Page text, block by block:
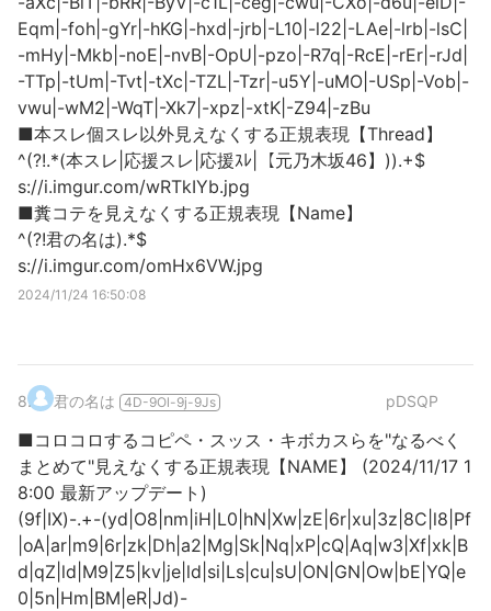
Eqm|-foh|-gYr|-hKG|-hxd|-jrb|-L10|-l22|-LAe|-lrb|-lsC|
-mHy|-Mkb|-noE|-nvB|-OpU|-pzo|-R7q|-RcE|-rEr|-rJd|
-TTp|-tUm|-Tvt|-tXc|-TZL|-Tzr|-u5Y|-uMO|-USp|-Vob|-
vwu|-wM2|-WqT|-Xk7|-xpz|-xtK|-Z94|-zBu
■本スレ個スレ以外見えなくする正規表現【Thread】
^(?!.*(本スレ|応援スレ|応援ｽﾚ|【元乃木坂46】)).+$
s://i.imgur.com/wRTkIYb.jpg
■糞コテを見えなくする正規表現【Name】
^(?!君の名は).*$
s://i.imgur.com/omHx6VW.jpg
2024/11/24 16:50:08
8. 君の名は 4D-9Ol-9j-9Js pDSQP
■コロコロするコピペ・スッス・キボカスらを"なるべく
まとめて"見えなくする正規表現【NAME】 (2024/11/17 1
8:00 最新アップデート)
(9f|IX)-.+-(yd|O8|nm|iH|L0|hN|Xw|zE|6r|xu|3z|8C|l8|Pf
|oA|ar|m9|6r|zk|Dh|a2|Mg|Sk|Nq|xP|cQ|Aq|w3|Xf|xk|B
d|qZ|ld|M9|Z5|kv|je|ld|si|Ls|cu|sU|ON|GN|Ow|bE|YQ|e
0|5n|Hm|BM|eR|Jd)-